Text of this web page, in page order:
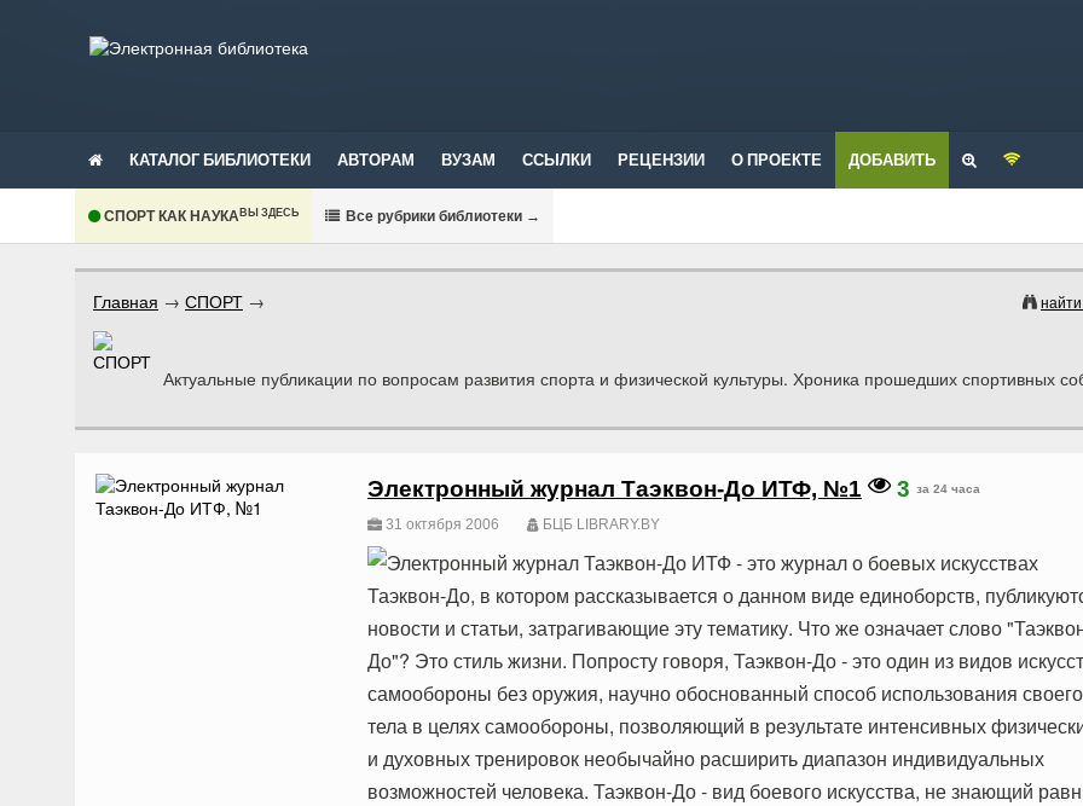
КАТАЛОГ БИБЛИОТЕКИ АВТОРАМ ВУЗАМ ССЫЛКИ РЕЦЕНЗИИ О ПРОЕКТЕ ДОБАВИТЬ
СПОРТ КАК НАУКАВЫ ЗДЕСЬ Все рубрики библиотеки →
Главная → СПОРТ →
Актуальные публикации по вопросам развития спорта и физической культуры. Хроника прошедших спортивных
Электронный журнал Таэквон-До ИТФ, №1 3 за 24 часа
31 октября 2006 БЦБ LIBRARY.BY
Электронный журнал Таэквон-До ИТФ - это журнал о боевых искусствах
Таэквон-До, в котором рассказывается о данном виде единоборств,
новости и статьи, затрагивающие эту тематику. Что же означает слово
До"? Это стиль жизни. Попросту говоря, Таэквон-До - это один из видов
самообороны без оружия, научно обоснованный способ использования своего
тела в целях самообороны, позволяющий в результате интенсивных
и духовных тренировок необычайно расширить диапазон индивидуальных
возможностей человека. Таэквон-До - вид боевого искусства, не знающий